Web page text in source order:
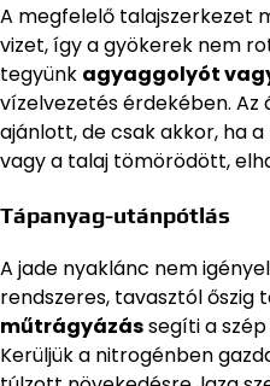
A megfelelő talajszerkezet
vizet, így a gyökerek nem
tegyünk agyaggolyót
vízelvezetés érdekében.
ajánlott, de csak akkor, ha
vagy a talaj tömörödött,
Tápanyag-utánpótlás
A jade nyaklánc nem
rendszeres, tavasztól őszig
műtrágyázássegíti a
Kerüljük a nitrogénben